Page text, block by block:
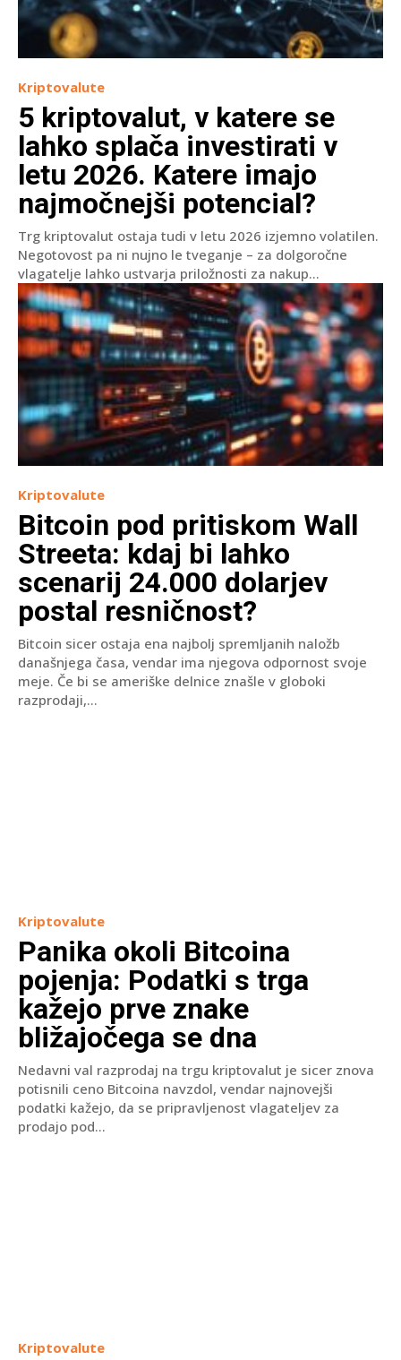
Kriptovalute
5 kriptovalut, v katere se
lahko splača investirati v
letu 2026. Katere imajo
najmočnejši potencial?
Trg kriptovalut ostaja tudi v letu 2026 izjemno volatilen.
Negotovost pa ni nujno le tveganje – za dolgoročne
vlagatelje lahko ustvarja priložnosti za nakup...
Kriptovalute
Bitcoin pod pritiskom Wall
Streeta: kdaj bi lahko
scenarij 24.000 dolarjev
postal resničnost?
Bitcoin sicer ostaja ena najbolj spremljanih naložb
današnjega časa, vendar ima njegova odpornost svoje
meje. Če bi se ameriške delnice znašle v globoki
razprodaji,...
Kriptovalute
Panika okoli Bitcoina
pojenja: Podatki s trga
kažejo prve znake
bližajočega se dna
Nedavni val razprodaj na trgu kriptovalut je sicer znova
potisnili ceno Bitcoina navzdol, vendar najnovejši
podatki kažejo, da se pripravljenost vlagateljev za
prodajo pod...
Kriptovalute